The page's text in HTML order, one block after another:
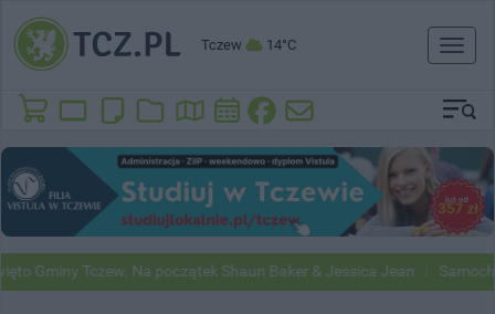
Tczew 14°C
Toggle
Gminy Tczew. Na początek Shaun Baker & Jessica Jean